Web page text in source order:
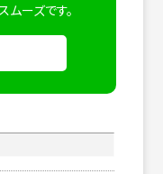
ーズです。